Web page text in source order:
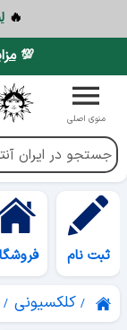
🔥
💯
منوی اصلی
ثبت نام
کلکسیونی